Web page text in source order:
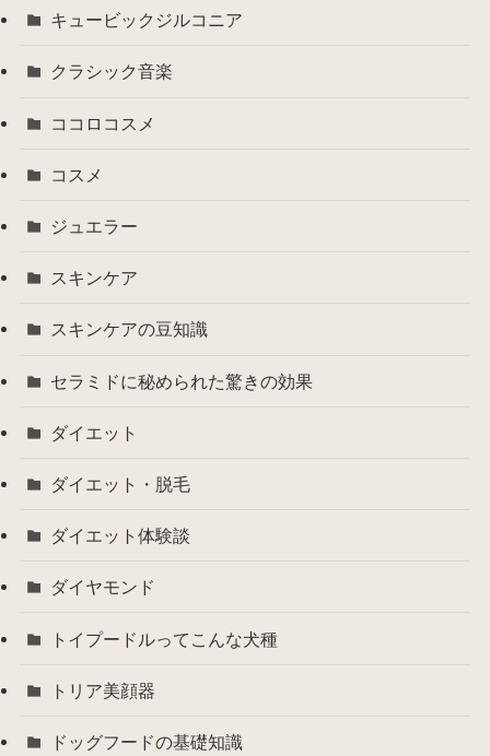
キュービックジルコニア
クラシック音楽
ココロコスメ
コスメ
ジュエラー
スキンケア
スキンケアの豆知識
セラミドに秘められた驚きの効果
ダイエット
ダイエット・脱毛
ダイエット体験談
ダイヤモンド
トイプードルってこんな犬種
トリア美顔器
ドッグフードの基礎知識